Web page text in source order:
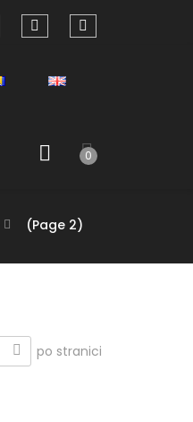
0
(Page 2)
po stranici